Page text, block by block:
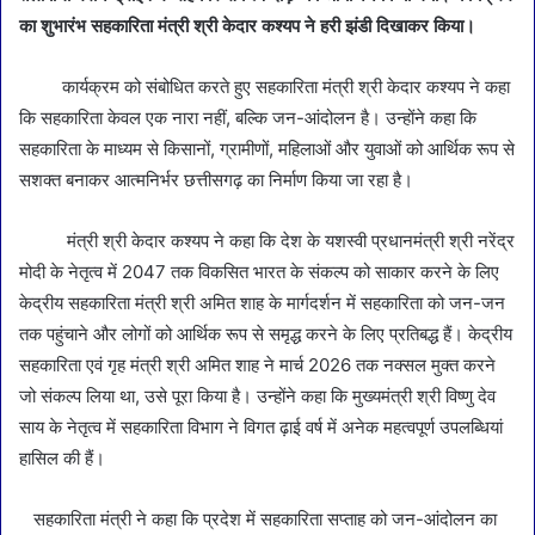
का शुभारंभ सहकारिता मंत्री श्री केदार कश्यप ने हरी झंडी दिखाकर किया।
कार्यक्रम को संबोधित करते हुए सहकारिता मंत्री श्री केदार कश्यप ने कहा
कि सहकारिता केवल एक नारा नहीं, बल्कि जन-आंदोलन है। उन्होंने कहा कि
सहकारिता के माध्यम से किसानों, ग्रामीणों, महिलाओं और युवाओं को आर्थिक रूप से
सशक्त बनाकर आत्मनिर्भर छत्तीसगढ़ का निर्माण किया जा रहा है।
मंत्री श्री केदार कश्यप ने कहा कि देश के यशस्वी प्रधानमंत्री श्री नरेंद्र
मोदी के नेतृत्व में 2047 तक विकसित भारत के संकल्प को साकार करने के लिए
केद्रीय सहकारिता मंत्री श्री अमित शाह के मार्गदर्शन में सहकारिता को जन-जन
तक पहुंचाने और लोगों को आर्थिक रूप से समृद्ध करने के लिए प्रतिबद्ध हैं। केद्रीय
सहकारिता एवं गृह मंत्री श्री अमित शाह ने मार्च 2026 तक नक्सल मुक्त करने
जो संकल्प लिया था, उसे पूरा किया है। उन्होंने कहा कि मुख्यमंत्री श्री विष्णु देव
साय के नेतृत्व में सहकारिता विभाग ने विगत ढ़ाई वर्ष में अनेक महत्वपूर्ण उपलब्धियां
हासिल की हैं।
सहकारिता मंत्री ने कहा कि प्रदेश में सहकारिता सप्ताह को जन-आंदोलन का